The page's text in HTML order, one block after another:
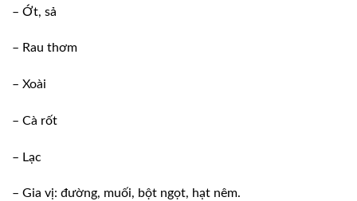
– Ớt, sả
– Rau thơm
– Xoài
– Cà rốt
– Lạc
– Gia vị: đường, muối, bột ngọt, hạt nêm.